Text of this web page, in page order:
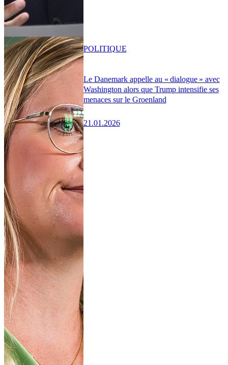
Le Danemark appelle au « dialogue » avec
Washington alors que Trump intensifie ses
menaces sur le Groenland
21.01.2026
POLITIQUE